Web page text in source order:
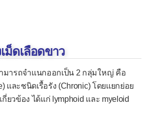
และน้ำเหลือง
ารเอ็มดีเอส
ดเลือดขาว
ม็ดเลือดขาว
ามารถจำแนกออกเป็น 2 กลุ่มใหญ่ คือ
และชนิดเรื้อรัง (Chronic) โดยแยกย่อย
ยวข้อง ได้แก่ lymphoid และ myeloid